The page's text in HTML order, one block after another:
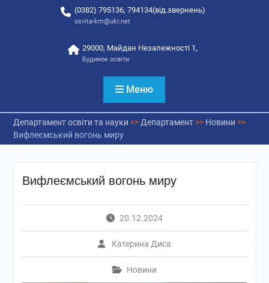
(0382) 795136, 794134(від.звернень)
osvita-km@ukr.net
29000, Майдан Незалежності 1,
Будинок освіти
Меню
Департамент освіти та науки >> Департамент>> Новини >>
Вифлеємський вогонь миру
Вифлеємський вогонь миру
20.12.2024
Катерина Диса
Новини